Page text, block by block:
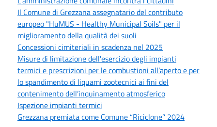
Il Comune di Grezzana assegnatario del contributo
europeo "HuMUS - Healthy Municipal Soils" per il
miglioramento della qualità dei suoli
Concessioni cimiteriali in scadenza nel 2025
Misure di limitazione dell'esercizio degli impianti
termici e prescrizioni per le combustioni all’aperto e per
lo spandimento di liquami zootecnici ai fini del
contenimento dell’inquinamento atmosferico
Ispezione impianti termici
Grezzana premiata come Comune “Riciclone’’ 2024